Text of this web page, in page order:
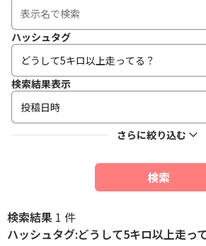
ハッシュタグ
検索結果表示
投稿日時
さらに絞り込む
検索
検索結果 1 件
ハッシュタグ:どうして5キロ以上走っ